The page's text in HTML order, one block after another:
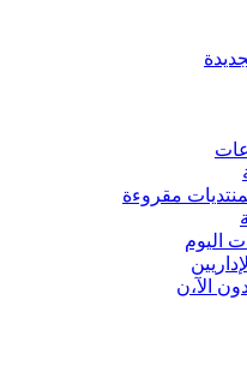
مقروءة
اليوم
الآ،ن